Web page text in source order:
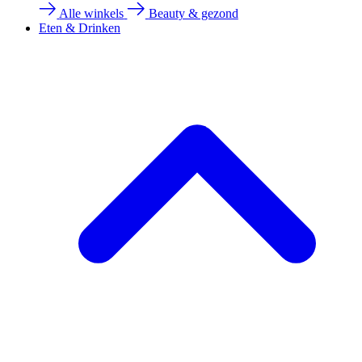
Alle winkels
Beauty & gezond
Eten & Drinken